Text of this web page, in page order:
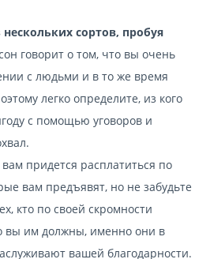
сортов, пробуя
говорит о том, что вы очень
с людьми и в то же время
легко определите, из кого
с помощью уговоров и
придется расплатиться по
вам предъявят, но не забудьте
кто по своей скромности
вы им должны, именно они в
вашей благодарности.